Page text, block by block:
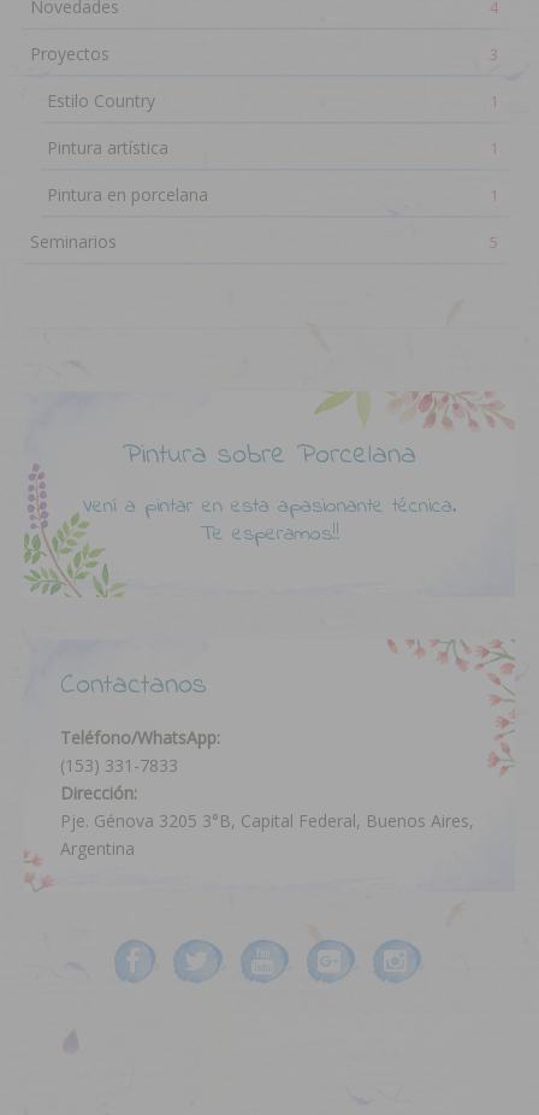
Novedades 4
Proyectos 3
Estilo Country 1
Pintura artística 1
Pintura en porcelana 1
Seminarios 5
Pintura sobre Porcelana
Vení a pintar en esta apasionante técnica.
Te esperamos!!
Contactanos
Teléfono/WhatsApp:
(153) 331-7833
Dirección:
Pje. Génova 3205 3°B, Capital Federal, Buenos Aires,
Argentina